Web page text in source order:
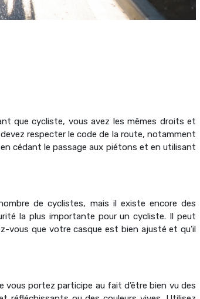
que cycliste, vous avez les mêmes droits et
respecter le code de la route, notamment
cédant le passage aux piétons et en utilisant
de cyclistes, mais il existe encore des
la plus importante pour un cycliste. Il peut
vous que votre casque est bien ajusté et qu’il
portez participe au fait d’être bien vu des